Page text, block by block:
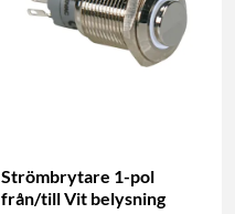
Strömbrytare 1-pol
från/till Vit belysning